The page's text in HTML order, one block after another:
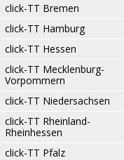
click-TT Bremen
click-TT Hamburg
click-TT Hessen
click-TT Mecklenburg-
Vorpommern
click-TT Niedersachsen
click-TT Rheinland-
Rheinhessen
click-TT Pfalz